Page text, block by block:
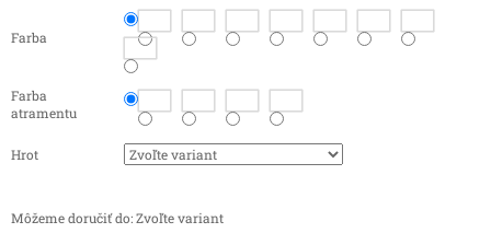
Farba
Farba
atramentu
Hrot
Môžeme doručiť do:Zvoľte variant